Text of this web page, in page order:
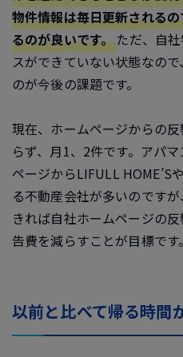
物件情報は毎日更新される
るのが良いです。ただ、自
スができていない状態なの
のが今後の課題です。
現在、ホームページからの
らず、月1、2件です。アパ
ページからLIFULL HOME’S
る不動産会社が多いのです
きれば自社ホームページの
告費を減らすことが目標です。
以前と比べて帰る時間